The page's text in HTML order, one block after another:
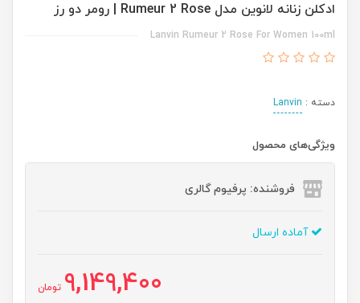
ادکلن زنانه لانوین مدل Rumeur 2 Rose | رومر دو رز
Lanvin Rumeur 2 Rose For Women 100ml
دسته : Lanvin
ویژگی‌های محصول
فروشنده: پرفیوم گالری
آماده ارسال
9,149,400 تومان